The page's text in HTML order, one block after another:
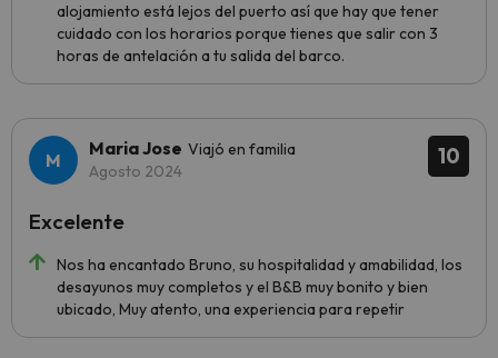
alojamiento está lejos del puerto así que hay que tener
cuidado con los horarios porque tienes que salir con 3
horas de antelación a tu salida del barco.
10
Maria Jose Viajó en familia
Agosto 2024
Nos ha encantado Bruno, su hospitalidad y amabilidad, los
desayunos muy completos y el B&B muy bonito y bien
ubicado, Muy atento, una experiencia para repetir
Excelente